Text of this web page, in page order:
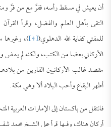
أن يعيش في مسقط رأسه، ففرَّ مع من فرَّ
التقى بأهل العلم والفضل، وقرأ
للمفتي كفاية الله الدهلوي([4] )، وغيرها
الأركاني بعضا من الكتب، ولكنه لم
مقصد غالب الأركانيين الفارين من
أطهر البقاع وأحب البلاد ألا وهي مكة.
فانتقل من باكستان إلى الإمارات العربية